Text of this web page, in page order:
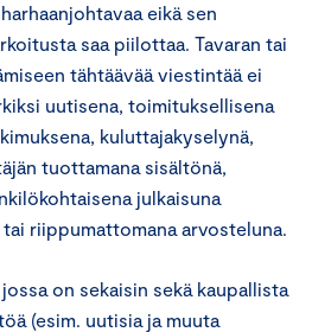
eikä sen
saa piilottaa. Tavaran tai
tähtäävää viestintää ei
uutisena, toimituksellisena
kuluttajakyselynä,
tuottamana sisältönä,
julkaisuna
riippumattomana arvosteluna.
on sekaisin sekä kaupallista
(esim. uutisia ja muuta